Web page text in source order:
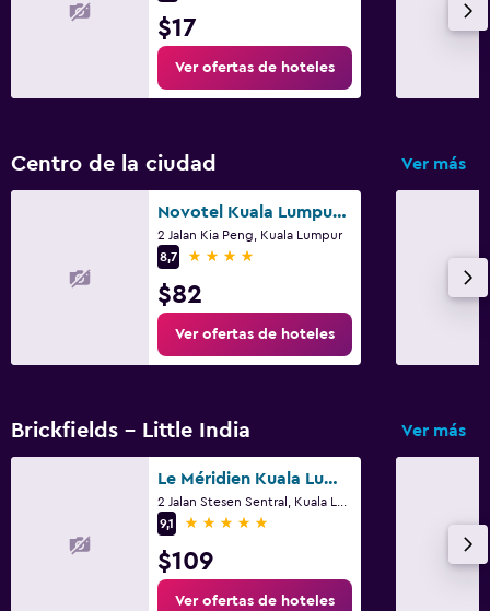
$17
Ver ofertas de hoteles
Centro de la ciudad Ver más
Novotel Kuala Lumpur City Centre
2 Jalan Kia Peng, Kuala Lumpur
8,7
4 estrellas
$82
Ver ofertas de hoteles
Brickfields - Little India Ver más
Le Méridien Kuala Lumpur
9,1
5 estrellas
$109
Ver ofertas de hoteles